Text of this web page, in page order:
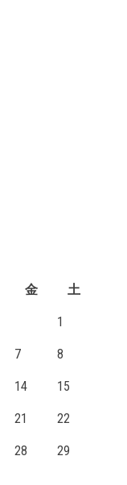
金 土
1
7 8
14 15
21 22
28 29